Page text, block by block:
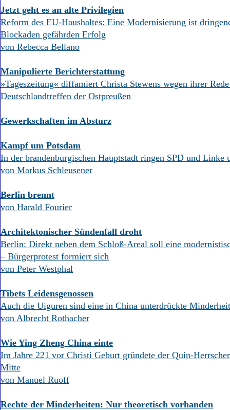
Abonnenten-Login
Abonnent werden
Abo Prämien
Archiv
Kontakt
Impressum
Datenschutz
Jetzt geht es an alte Privilegien
Reform des EU-Haushaltes: Eine Modernisierung ist
Blockaden gefährden Erfolg
von Rebecca Bellano
Manipulierte Berichterstattung
»Tageszeitung« diffamiert Christa Stewens wegen ihrer
Deutschlandtreffen der Ostpreußen
Gewerkschaften im Absturz
Kampf um Potsdam
In der brandenburgischen Hauptstadt ringen SPD und Linke
von Markus Schleusener
Berlin brennt
von Harald Fourier
Architektonischer Sündenfall droht
Berlin: Direkt neben dem Schloß-Areal soll eine
– Bürgerprotest formiert sich
von Peter Westphal
Tibets Leidensgenossen
Auch die Uiguren sind eine in China unterdrückte Minderheit
von Albrecht Rothacher
Wie Ying Zheng China einte
Im Jahre 221 vor Christi Geburt gründete der Quin-
Mitte
von Manuel Ruoff
Rechte der Minderheiten: Nur theoretisch vorhanden